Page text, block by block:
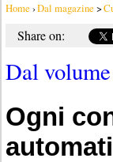
Home ›Dal magazine >
Share on:
Dal
Ogni